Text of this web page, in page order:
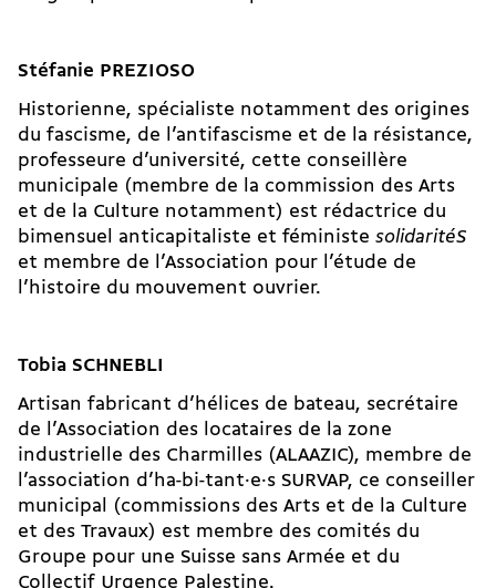
Stéfanie PREZIOSO
Historienne, spécialiste notamment des origines
du fascisme, de l’antifascisme et de la résistance,
professeure d’université, cette conseillère
municipale (membre de la commission des Arts
et de la Culture notamment) est rédactrice du
bimensuel anticapitaliste et féministe solidaritéS
et membre de l’Association pour l’étude de
l’histoire du mouvement ouvrier.
Tobia SCHNEBLI
Artisan fabricant d’hélices de bateau, secrétaire
de l’Association des locataires de la zone
industrielle des Charmilles (ALAAZIC), membre de
l’association d’ha-bi-tant·e·s SURVAP, ce conseiller
municipal (commissions des Arts et de la Culture
et des Travaux) est membre des comités du
Groupe pour une Suisse sans Armée et du
Collectif Urgence Palestine.